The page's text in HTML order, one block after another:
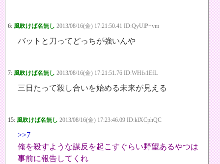
6: 風吹けば名無し 2013/08/16(金) 17:21:50.41 ID:QyUlP+vm
バットと刀ってどっちが強いんや
7: 風吹けば名無し 2013/08/16(金) 17:21:51.76 ID:WHfs1EfL
三日たって殺し合いを始める未来が見える
15: 風吹けば名無し 2013/08/16(金) 17:23:46.09 ID:klXCphQC
>>7
俺を殺すような謀反を起こすぐらい野望あるやつは
事前に報告してくれ